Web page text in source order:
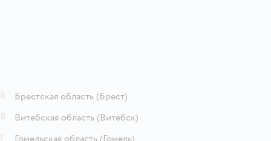
Брестская область (Брест)
Витебская область (Витебск)